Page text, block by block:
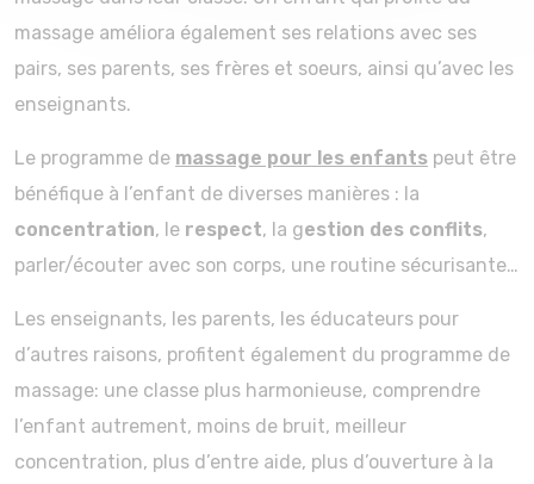
massage améliora également ses relations avec ses
pairs, ses parents, ses frères et soeurs, ainsi qu’avec les
enseignants.
Le programme de massage pour les enfants peut être
bénéfique à l’enfant de diverses manières : la
concentration, le respect, la gestion des conflits,
parler/écouter avec son corps, une routine sécurisante…
Les enseignants, les parents, les éducateurs pour
d’autres raisons, profitent également du programme de
massage: une classe plus harmonieuse, comprendre
l’enfant autrement, moins de bruit, meilleur
concentration, plus d’entre aide, plus d’ouverture à la